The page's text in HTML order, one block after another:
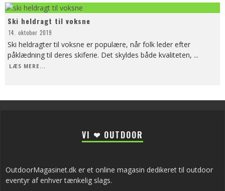
Ski heldragt til voksne
14. oktober 2019
Ski heldragter til voksne er populære, når folk leder efter
påklædning til deres skiferie. Det skyldes både kvaliteten, ...
LÆS MERE...
VI ❤ OUTDOOR
OutdoorMagasinet.dk er et online magasin dedikeret til outdoor
eventyr af enhver tænkelig slags.